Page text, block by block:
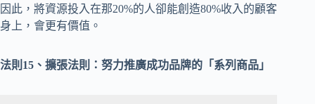
因此，將資源投入在那20%的人卻能創造80%收入的顧客
身上，會更有價值。
法則15、擴張法則：努力推廣成功品牌的「系列商品」